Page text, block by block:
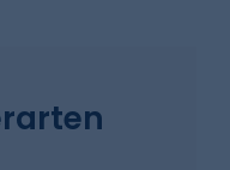
eingeteilt.
weiter